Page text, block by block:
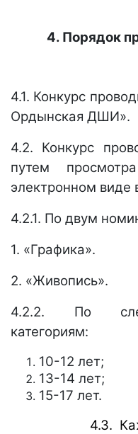
4. Порядок
4.1. Конкурс
Ордынская ДШИ».
4.2. Конкурс
путем
электронном виде
4.2.1. По двум
1. «Графика».
2. «Живопись».
4.2.2. По
категориям:
10-12 лет;
13-14 лет;
15-17 лет.
4.3.